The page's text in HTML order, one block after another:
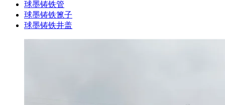
球墨铸铁管
球墨铸铁篦子
球墨铸铁井盖